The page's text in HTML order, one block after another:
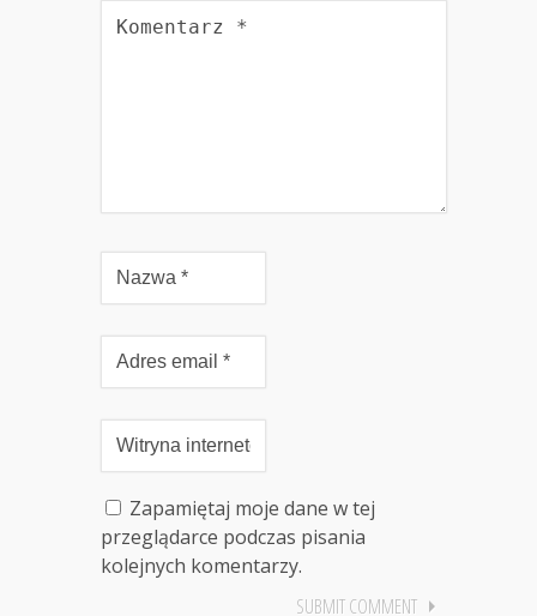
Zapamiętaj moje dane w tej
przeglądarce podczas pisania
kolejnych komentarzy.